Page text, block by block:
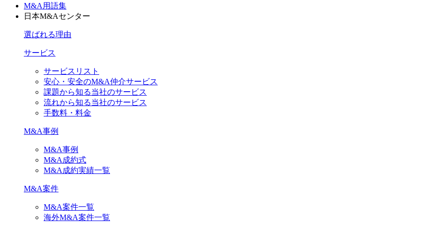
M&A用語集
日本M&Aセンター
選ばれる理由
サービス
サービスリスト
安心・安全のM&A仲介サービス
課題から知る当社のサービス
流れから知る当社のサービス
手数料・料金
M&A事例
M&A事例
M&A成約式
M&A成約実績一覧
M&A案件
M&A案件一覧
海外M&A案件一覧